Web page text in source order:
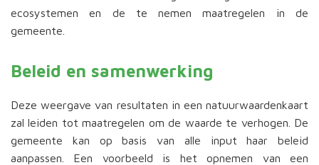
ecosystemen en de te nemen maatregelen in de
gemeente.
Beleid en samenwerking
Deze weergave van resultaten in een natuurwaardenkaart
zal leiden tot maatregelen om de waarde te verhogen. De
gemeente kan op basis van alle input haar beleid
aanpassen. Een voorbeeld is het opnemen van een